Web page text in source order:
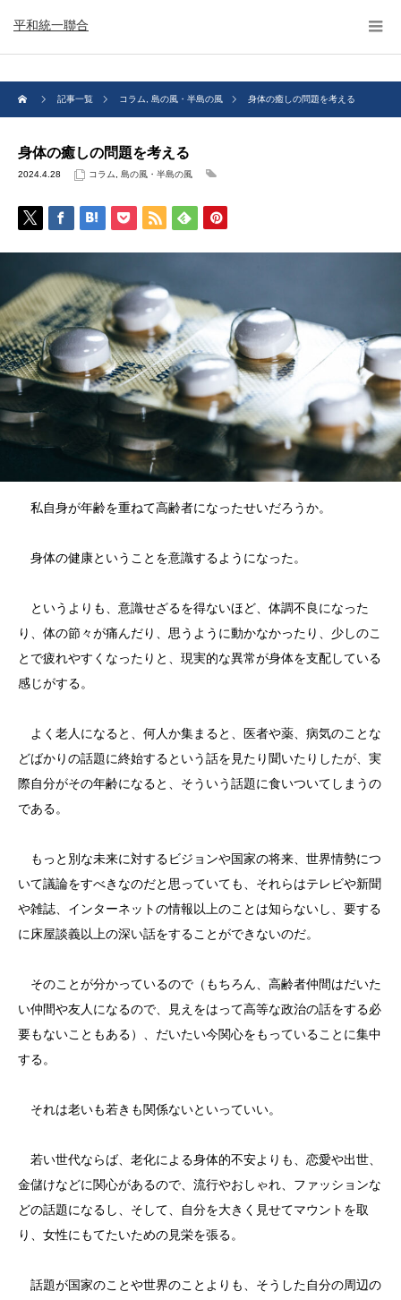
平和統一聯合
記事一覧 コラム 島の風・半島の風 身体の癒しの問題を考える
身体の癒しの問題を考える
2024.4.28 コラム 島の風・半島の風
私自身が年齢を重ねて高齢者になったせいだろうか。
身体の健康ということを意識するようになった。
というよりも、意識せざるを得ないほど、体調不良になった
り、体の節々が痛んだり、思うように動かなかったり、少しのこ
とで疲れやすくなったりと、現実的な異常が身体を支配している
感じがする。
よく老人になると、何人か集まると、医者や薬、病気のことな
どばかりの話題に終始するという話を見たり聞いたりしたが、実
際自分がその年齢になると、そういう話題に食いついてしまうの
である。
もっと別な未来に対するビジョンや国家の将来、世界情勢につ
いて議論をすべきなのだと思っていても、それらはテレビや新聞
や雑誌、インターネットの情報以上のことは知らないし、要する
に床屋談義以上の深い話をすることができないのだ。
そのことが分かっているので（もちろん、高齢者仲間はだいた
い仲間や友人になるので、見えをはって高等な政治の話をする必
要もないこともある）、だいたい今関心をもっていることに集中
する。
それは老いも若きも関係ないといっていい。
若い世代ならば、老化による身体的不安よりも、恋愛や出世、
金儲けなどに関心があるので、流行やおしゃれ、ファッションな
どの話題になるし、そして、自分を大きく見せてマウントを取
り、女性にもてたいための見栄を張る。
話題が国家のことや世界のことよりも、そうした自分の周辺の